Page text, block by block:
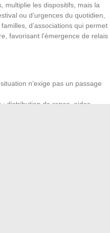
multiplie les dispositifs, mais la
ou d’urgences du quotidien,
d’associations qui permet
favorisant l’émergence de relais
n’exige pas un passage
distribution de repas, aides